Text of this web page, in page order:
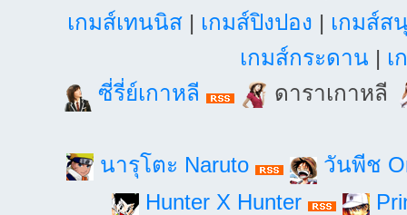
เกมส์เทนนิส| เกมส์ปิงปอง | เกมส์ส
เกมส์กระดาน | เ
ซี่รี่ย์เกาหลี
ดาราเกาหลี
นารุโตะ Naruto
วันพีช
Hunter X Hunter